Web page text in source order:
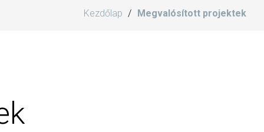
Kezdőlap Megvalósított projektek